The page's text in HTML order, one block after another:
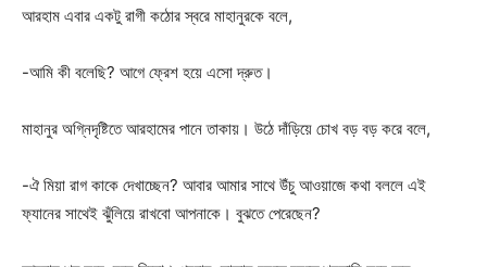
আরহাম এবার একটু রাগী কঠোর স্বরে মাহানুরকে বলে,
-আমি কী বলেছি? আগে ফ্রেশ হয়ে এসো দ্রুত।
মাহানুর অগ্নিদৃষ্টিতে আরহামের পানে তাকায়। উঠে দাঁড়িয়ে চোখ বড় বড় করে বলে,
-ঐ মিয়া রাগ কাকে দেখাচ্ছেন? আবার আমার সাথে উঁচু আওয়াজে কথা বললে এই
ফ্যানের সাথেই ঝুঁলিয়ে রাখবো আপনাকে। বুঝতে পেরেছেন?